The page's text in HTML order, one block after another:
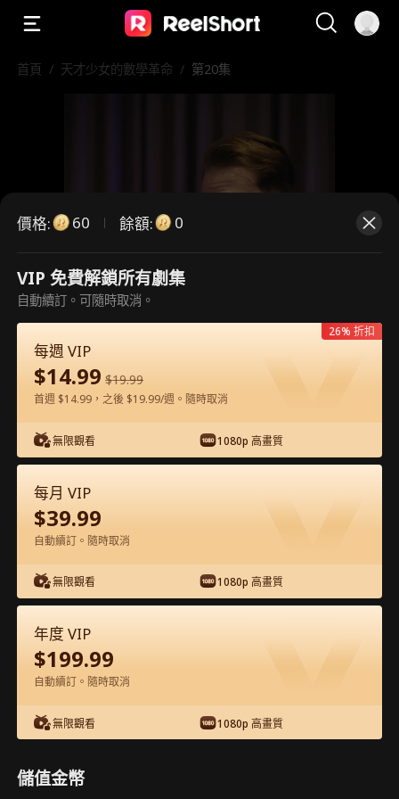
首頁 / 天才少女的數學革命 / 第20集
這是付費劇集。請解鎖後觀看。
在APP內免費看
第20集 - 天才少女的數學革命 完整影片
0-49 50-75
20 23
價格: 60 餘額: 0
VIP 免費解鎖所有劇集
自動續訂。可隨時取消。
每週 VIP
$14.99 $19.99
首週 $14.99，之後 $19.99/週。隨時取消
無限觀看 1080p 高畫質
26% 折扣
每月 VIP
$39.99
自動續訂。隨時取消
無限觀看 1080p 高畫質
年度 VIP
$199.99
自動續訂。隨時取消
無限觀看 1080p 高畫質
儲值金幣